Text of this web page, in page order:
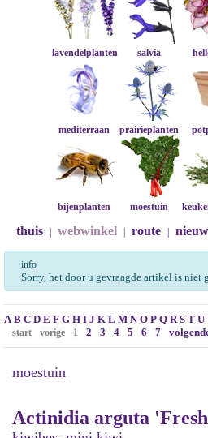
lavendelplanten salvia
mediterraan prairieplanten
bijenplanten moestuin
thuis webwinkel route
info
Sorry, het door u gevraagde artikel is niet
A B C D E F G H I J K L M N O P Q R S T U
start vorige 1 2 3 4 5 6 7
moestuin
Actinidia arguta